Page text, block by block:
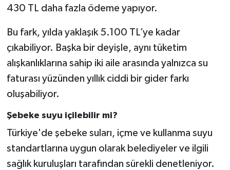
430 TL daha fazla ödeme yapıyor.
Bu fark, yılda yaklaşık 5.100 TL’ye kadar
çıkabiliyor. Başka bir deyişle, aynı tüketim
alışkanlıklarına sahip iki aile arasında yalnızca su
faturası yüzünden yıllık ciddi bir gider farkı
oluşabiliyor.
Şebeke suyu içilebilir mi?
Türkiye'de şebeke suları, içme ve kullanma suyu
standartlarına uygun olarak belediyeler ve ilgili
sağlık kuruluşları tarafından sürekli denetleniyor.